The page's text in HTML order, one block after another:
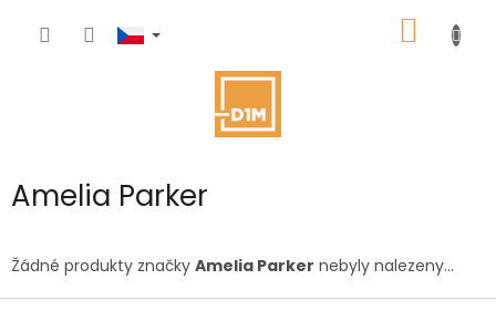
KOŠÍK
Amelia Parker
Žádné produkty značky Amelia Parker nebyly nalezeny...
Z